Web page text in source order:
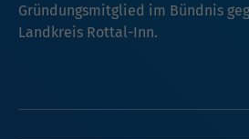
Gründungsmitglied im Bündnis
Landkreis Rottal-Inn.